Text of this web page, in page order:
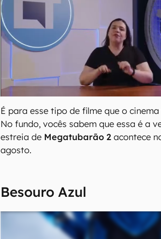
É para esse tipo de filme que o
No fundo, vocês sabem que essa é a
estreia de Megatubarão 2 acontece
agosto.
Besouro Azul